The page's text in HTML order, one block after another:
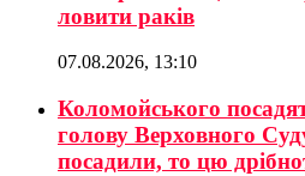
ловити раків
07.08.2026, 13:10
Коломойського
голову Верховного
посадили, то цю